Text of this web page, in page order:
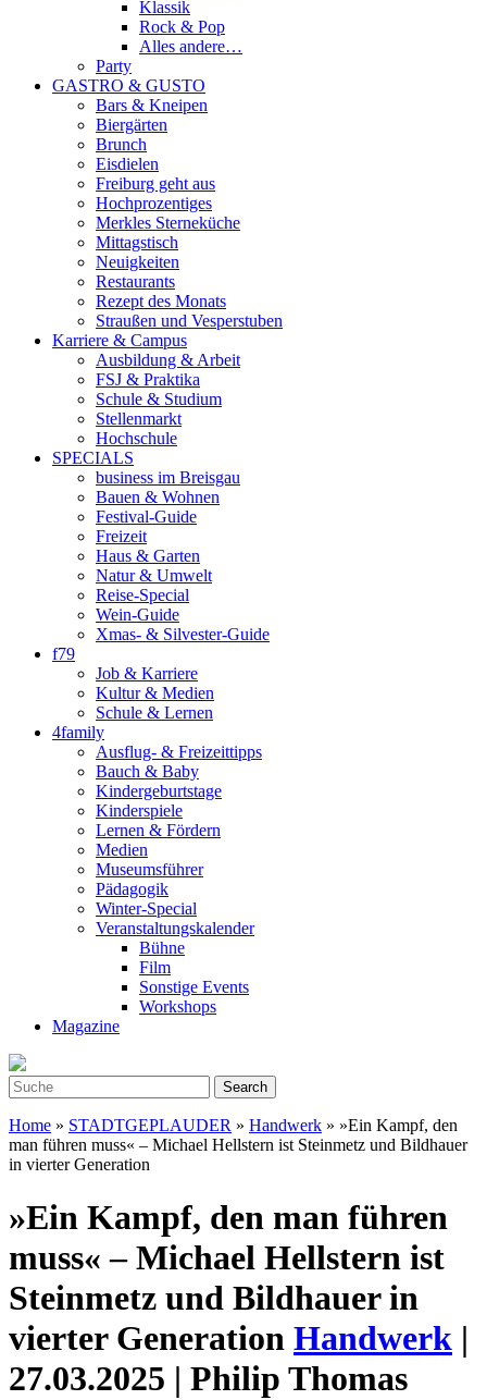
Klassik
Rock & Pop
Alles andere…
Party
GASTRO & GUSTO
Bars & Kneipen
Biergärten
Brunch
Eisdielen
Freiburg geht aus
Hochprozentiges
Merkles Sterneküche
Mittagstisch
Neuigkeiten
Restaurants
Rezept des Monats
Straußen und Vesperstuben
Karriere & Campus
Ausbildung & Arbeit
FSJ & Praktika
Schule & Studium
Stellenmarkt
Hochschule
SPECIALS
business im Breisgau
Bauen & Wohnen
Festival-Guide
Freizeit
Haus & Garten
Natur & Umwelt
Reise-Special
Wein-Guide
Xmas- & Silvester-Guide
f79
Job & Karriere
Kultur & Medien
Schule & Lernen
4family
Ausflug- & Freizeittipps
Bauch & Baby
Kindergeburtstage
Kinderspiele
Lernen & Fördern
Medien
Museumsführer
Pädagogik
Winter-Special
Veranstaltungskalender
Bühne
Film
Sonstige Events
Workshops
Magazine
Home » STADTGEPLAUDER » Handwerk » »Ein Kampf, den
man führen muss« – Michael Hellstern ist Steinmetz und Bildhauer
in vierter Generation
»Ein Kampf, den man führen
muss« – Michael Hellstern ist
Steinmetz und Bildhauer in
vierter Generation Handwerk |
27.03.2025 | Philip Thomas